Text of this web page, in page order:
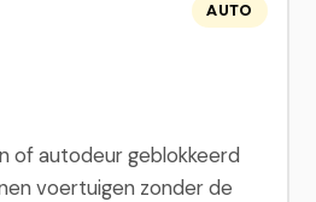
of autodeur geblokkeerd
voertuigen zonder de
AUTO